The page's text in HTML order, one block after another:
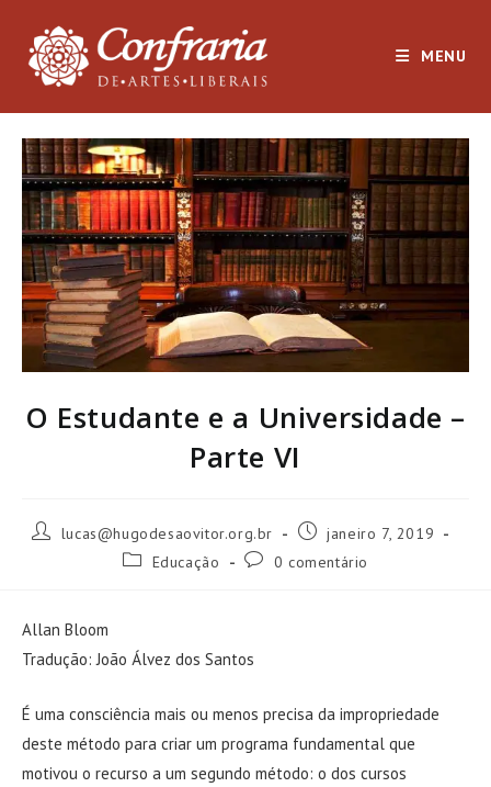
MENU
O Estudante e a Universidade –
Parte VI
Autorlucas@hugodesaovitor.org.br
Post janeiro 7, 2019
Categoria
Educação
Comentários
0 comentário
Allan Bloom
Tradução: João Álvez dos Santos
É uma consciência mais ou menos precisa da impropriedade
deste método para criar um programa fundamental que
motivou o recurso a um segundo método: o dos cursos